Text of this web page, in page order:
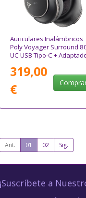
Auriculares Inalámbricos
Poly Voyager Surround
UC USB Tipo-C +
Bluetooth/ Negros
319,00
€
Ant. 01 02 Sig.
¡Suscríbete a